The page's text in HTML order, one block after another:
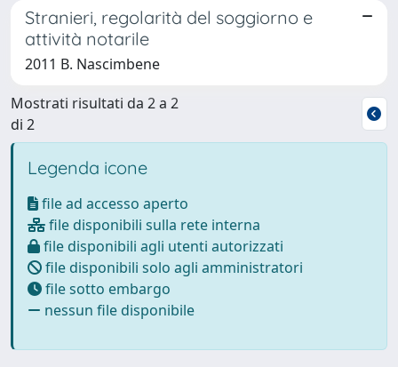
Stranieri, regolarità del soggiorno e
attività notarile
2011 B. Nascimbene
Mostrati risultati da 2 a 2
di 2
Legenda icone
file ad accesso aperto
file disponibili sulla rete interna
file disponibili agli utenti autorizzati
file disponibili solo agli amministratori
file sotto embargo
nessun file disponibile